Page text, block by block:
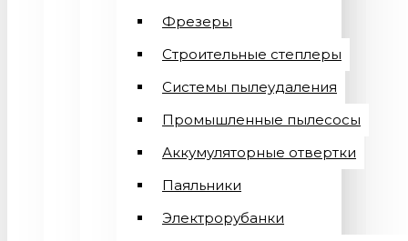
Фрезеры
Строительные степлеры
Системы пылеудаления
Промышленные пылесосы
Аккумуляторные отвертки
Паяльники
Электрорубанки